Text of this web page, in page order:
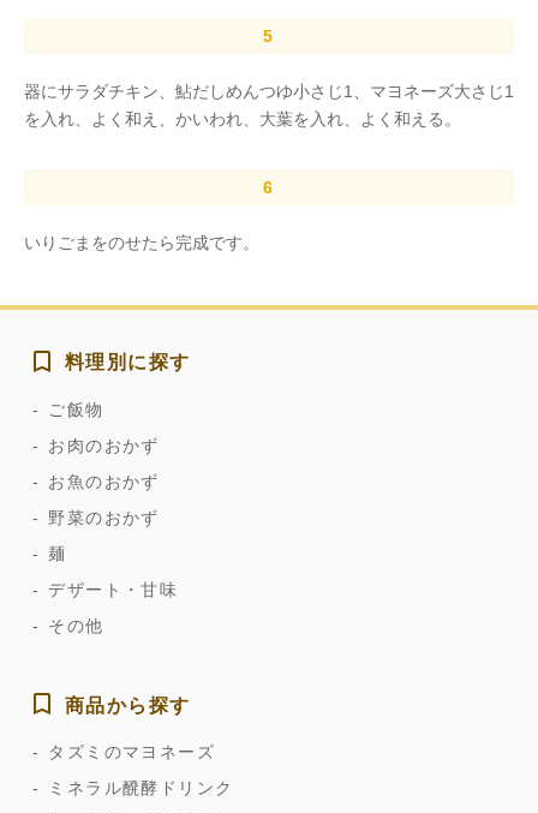
器にサラダチキン、鮎だしめんつゆ小さじ1、マヨネーズ大さじ1
を入れ、よく和え、かいわれ、大葉を入れ、よく和える。
いりごまをのせたら完成です。
料理別に探す
ご飯物
お肉のおかず
お魚のおかず
野菜のおかず
麺
デザート・甘味
その他
商品から探す
タズミのマヨネーズ
ミネラル醗酵ドリンク